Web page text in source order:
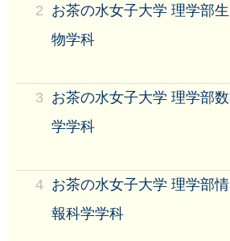
2 お茶の水女子大学 理学部生
物学科
3 お茶の水女子大学 理学部数
学学科
4 お茶の水女子大学 理学部情
報科学学科